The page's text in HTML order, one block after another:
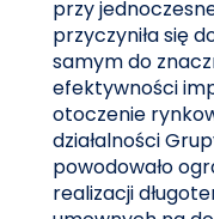
przy
przyczyniła się
samym do
efektywności
otoczenie
działalności
powodowało
realizacji